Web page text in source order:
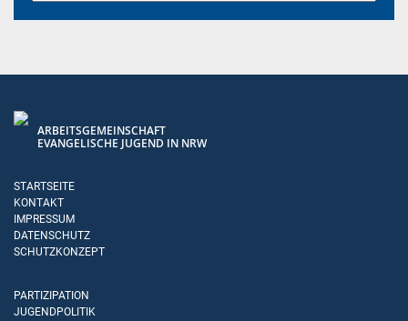
ARBEITSGEMEINSCHAFT
EVANGELISCHE JUGEND IN NRW
STARTSEITE
KONTAKT
IMPRESSUM
DATENSCHUTZ
SCHUTZKONZEPT
PARTIZIPATION
JUGENDPOLITIK